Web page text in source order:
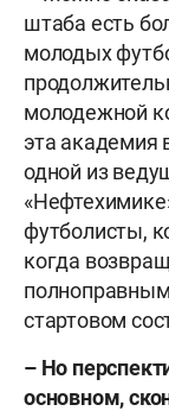
штаба есть
молодых
молодежной
эта академия
одной из
футболисты,
когда
стартовом
– Но
основном,